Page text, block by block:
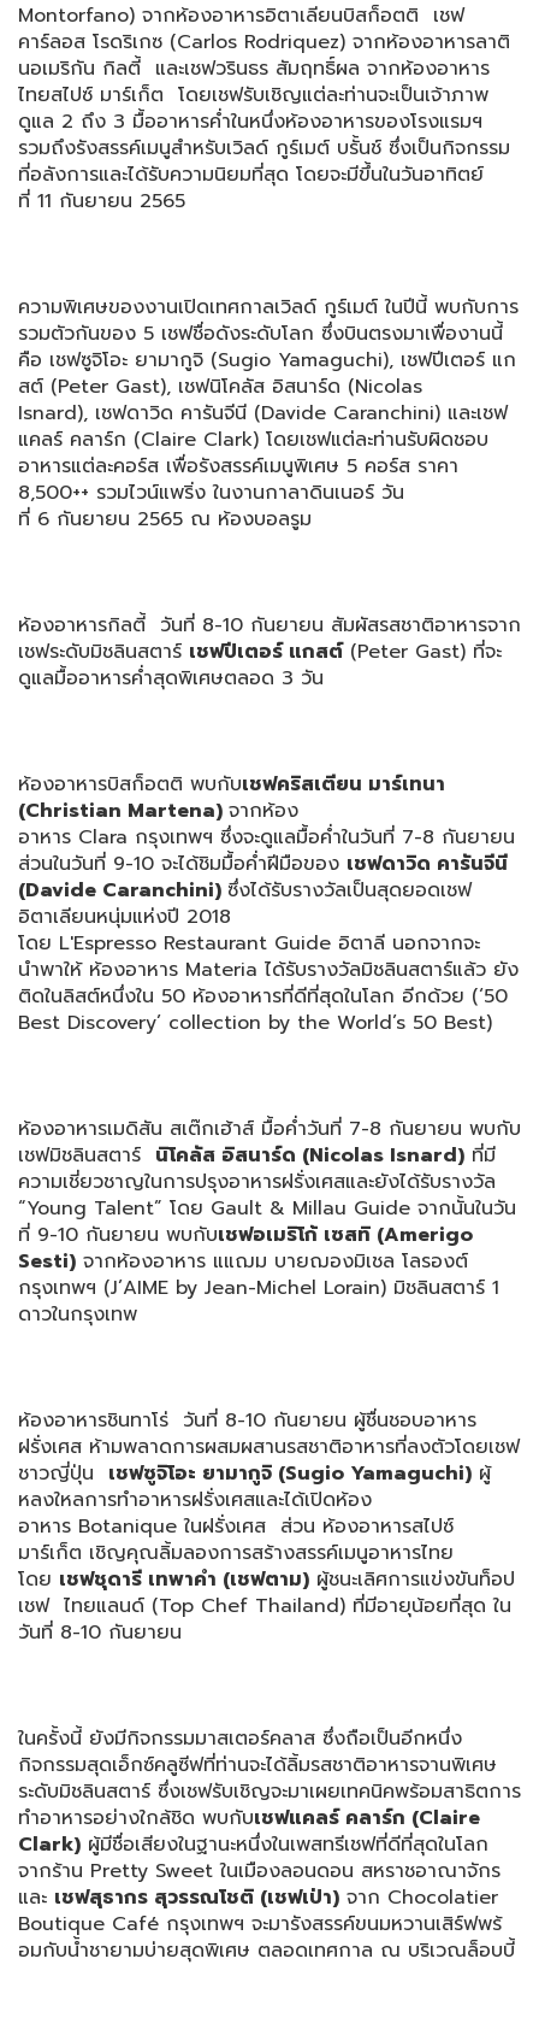
Montorfano) จากห้องอาหารอิตาเลียนบิสก็อตติ เชฟ
คาร์ลอส โรดริเกซ (Carlos Rodriquez) จากห้องอาหารลาติ
นอเมริกัน กิลตี้ และเชฟวรินธร สัมฤทธิ์ผล จากห้องอาหาร
ไทยสไปซ์ มาร์เก็ต โดยเชฟรับเชิญแต่ละท่านจะเป็นเจ้าภาพ
ดูแล 2 ถึง 3 มื้ออาหารค่ำในหนึ่งห้องอาหารของโรงแรมฯ
รวมถึงรังสรรค์เมนูสำหรับเวิลด์ กูร์เมต์ บรั้นช์ ซึ่งเป็นกิจกรรม
ที่อลังการและได้รับความนิยมที่สุด โดยจะมีขึ้นในวันอาทิตย์
ที่ 11 กันยายน 2565
ความพิเศษของงานเปิดเทศกาลเวิลด์ กูร์เมต์ ในปีนี้ พบกับการ
รวมตัวกันของ 5 เชฟชื่อดังระดับโลก ซึ่งบินตรงมาเพื่องานนี้
คือ เชฟซูจิโอะ ยามากูจิ (Sugio Yamaguchi), เชฟปีเตอร์ แก
สต์ (Peter Gast), เชฟนิโคลัส อิสนาร์ด (Nicolas
Isnard), เชฟดาวิด คารันจีนี (Davide Caranchini) และเชฟ
แคลร์ คลาร์ก (Claire Clark) โดยเชฟแต่ละท่านรับผิดชอบ
อาหารแต่ละคอร์ส เพื่อรังสรรค์เมนูพิเศษ 5 คอร์ส ราคา
8,500++ รวมไวน์แพริ่ง ในงานกาลาดินเนอร์ วัน
ที่ 6 กันยายน 2565 ณ ห้องบอลรูม
ห้องอาหารกิลตี้ วันที่ 8-10 กันยายน สัมผัสรสชาติอาหารจาก
เชฟระดับมิชลินสตาร์ เชฟปีเตอร์ แกสต์(Peter Gast) ที่จะ
ดูแลมื้ออาหารค่ำสุดพิเศษตลอด 3 วัน
ห้องอาหารบิสก็อตติ พบกับเชฟคริสเตียน มาร์เทนา
(Christian Martena) จากห้อง
อาหาร Clara กรุงเทพฯ ซึ่งจะดูแลมื้อค่ำในวันที่ 7-8 กันยายน
ส่วนในวันที่ 9-10 จะได้ชิมมื้อค่ำฝีมือของ เชฟดาวิด คารันจีนี
(Davide Caranchini) ซึ่งได้รับรางวัลเป็นสุดยอดเชฟ
อิตาเลียนหนุ่มแห่งปี 2018
โดย L'Espresso Restaurant Guide อิตาลี นอกจากจะ
นำพาให้ ห้องอาหาร Materia ได้รับรางวัลมิชลินสตาร์แล้ว ยัง
ติดในลิสต์หนึ่งใน 50 ห้องอาหารที่ดีที่สุดในโลก อีกด้วย (‘50
Best Discovery’ collection by the World’s 50 Best)
ห้องอาหารเมดิสัน สเต๊กเฮ้าส์ มื้อค่ำวันที่ 7-8 กันยายน พบกับ
เชฟมิชลินสตาร์ นิโคลัส อิสนาร์ด (Nicolas Isnard) ที่มี
ความเชี่ยวชาญในการปรุงอาหารฝรั่งเศสและยังได้รับรางวัล
“Young Talent” โดย Gault & Millau Guide จากนั้นในวัน
ที่ 9-10 กันยายน พบกับเชฟอเมริโก้ เซสทิ (Amerigo
Sesti) จากห้องอาหาร แแฌม บายฌองมิเชล โลรองต์
กรุงเทพฯ (J’AIME by Jean-Michel Lorain) มิชลินสตาร์ 1
ดาวในกรุงเทพ
ห้องอาหารชินทาโร่ วันที่ 8-10 กันยายน ผู้ชื่นชอบอาหาร
ฝรั่งเศส ห้ามพลาดการผสมผสานรสชาติอาหารที่ลงตัวโดยเชฟ
ชาวญี่ปุ่น เชฟซูจิโอะ ยามากูจิ (Sugio Yamaguchi) ผู้
หลงใหลการทำอาหารฝรั่งเศสและได้เปิดห้อง
อาหาร Botanique ในฝรั่งเศส ส่วน ห้องอาหารสไปซ์
มาร์เก็ต เชิญคุณลิ้มลองการสร้างสรรค์เมนูอาหารไทย
โดย เชฟชุดารี เทพาคำ (เชฟตาม) ผู้ชนะเลิศการแข่งขันท็อป
เชฟ ไทยแลนด์ (Top Chef Thailand) ที่มีอายุน้อยที่สุด ใน
วันที่ 8-10 กันยายน
ในครั้งนี้ ยังมีกิจกรรมมาสเตอร์คลาส ซึ่งถือเป็นอีกหนึ่ง
กิจกรรมสุดเอ็กซ์คลูซีฟที่ท่านจะได้ลิ้มรสชาติอาหารจานพิเศษ
ระดับมิชลินสตาร์ ซึ่งเชฟรับเชิญจะมาเผยเทคนิคพร้อมสาธิตการ
ทำอาหารอย่างใกล้ชิด พบกับเชฟแคลร์ คลาร์ก (Claire
Clark) ผู้มีชื่อเสียงในฐานะหนึ่งในเพสทรีเชฟที่ดีที่สุดในโลก
จากร้าน Pretty Sweet ในเมืองลอนดอน สหราชอาณาจักร
และ เชฟสุธากร สุวรรณโชติ (เชฟเป่า) จาก Chocolatier
Boutique Café กรุงเทพฯ จะมารังสรรค์ขนมหวานเสิร์ฟพร้
อมกับน้ำชายามบ่ายสุดพิเศษ ตลอดเทศกาล ณ บริเวณล็อบบี้